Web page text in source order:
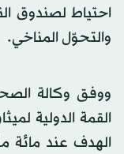
احتياط لصندوق
والتحوّل المناخي.
ووفق وكالة
القمة الدولية
الهدف عند مائة